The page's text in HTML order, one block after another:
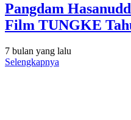
Pangdam
Film TUNGKE
7 bulan yang lalu
Selengkapnya